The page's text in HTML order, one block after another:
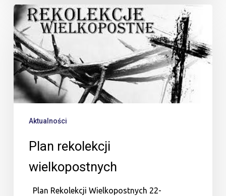
Plan
rekolekcji
wielkopostnych
Aktualności
Plan rekolekcji
wielkopostnych
Plan Rekolekcji Wielkopostnych 22-